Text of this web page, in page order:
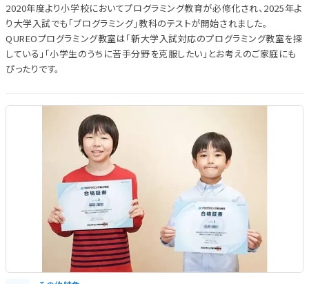
2020年度より小学校においてプログラミング教育が必修化され、2025年よ
り大学入試でも「プログラミング」教科のテストが開始されました。
QUREOプログラミング教室は「新大学入試対応のプログラミング教室を探
している」「小学生のうちに苦手分野を克服したい」とお考えのご家庭にも
ぴったりです。